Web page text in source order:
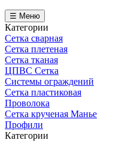
☰ Меню
Категории
Сетка сварная
Сетка плетеная
Сетка тканая
ЦПВС Сетка
Системы ограждений
Сетка пластиковая
Проволока
Сетка крученая Манье
Профили
Категории